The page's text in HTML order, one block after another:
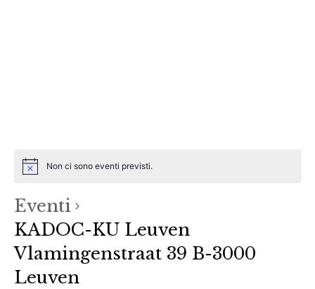
Non ci sono eventi previsti.
Eventi
KADOC-KU Leuven
Vlamingenstraat 39 B-3000
Leuven